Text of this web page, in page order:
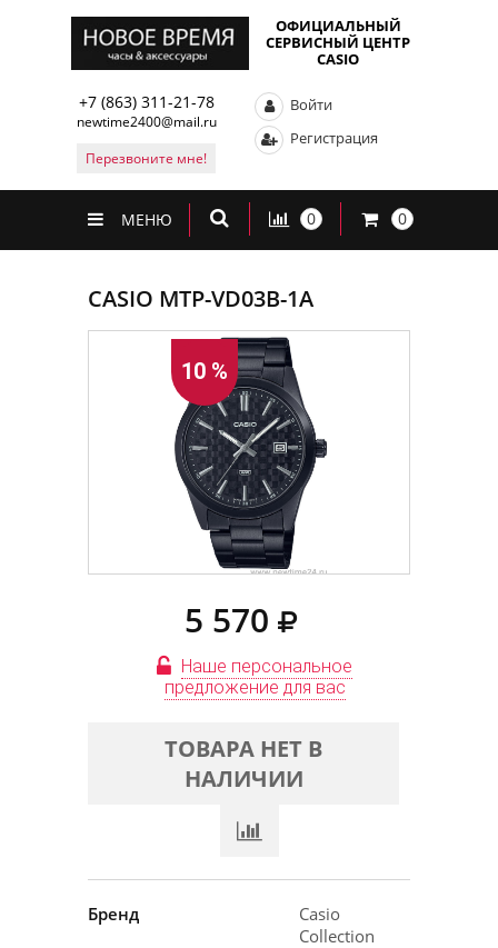
ОФИЦИАЛЬНЫЙ
СЕРВИСНЫЙ ЦЕНТР
CASIO
+7 (863) 311-21-78
newtime2400@mail.ru
Перезвоните мне!
Войти
Регистрация
МЕНЮ 0 0
CASIO MTP-VD03B-1A
10 %
5 570
Наше персональное
предложение для вас
ТОВАРА НЕТ В
НАЛИЧИИ
Бренд
Casio
Collection